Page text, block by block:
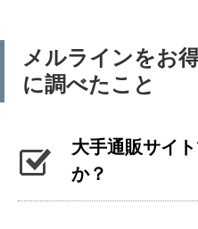
メルラインをお
に調べたこと
大手通販サイ
か？